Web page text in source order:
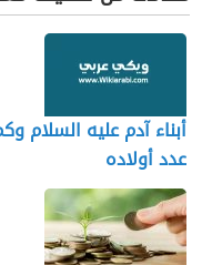
أبناء آدم عليه السلام
عدد أولاده